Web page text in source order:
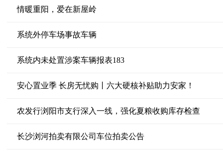
情暖重阳，爱在新屋岭
系统外停车场事故车辆
系统内未处置涉案车辆报表183
安心置业季 长房无忧购丨六大硬核补贴助力安家！
农发行浏阳市支行深入一线，强化夏粮收购库存检查
长沙浏河拍卖有限公司车位拍卖公告